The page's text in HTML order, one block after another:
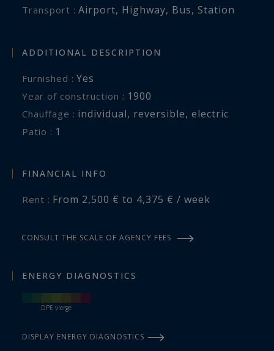
Transport : Airport, Highway, Bus, Station
ADDITIONAL DESCRIPTION
Furnished : Yes
Year of construction : 1900
Chauffage : individual, reversible, electric
patio : 1
FINANCIAL INFO
Rent : From 2,500 € to 4,375 € / week
CONSULT THE SCALE OF AGENCY FEES
ENERGY DIAGNOSTICS
DPE vierge
DISPLAY ENERGY DIAGNOSTICS